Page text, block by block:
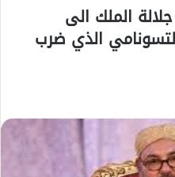
الملك الى
الذي ضرب